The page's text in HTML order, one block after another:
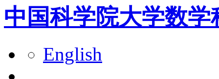
中国科学院大学数学
English